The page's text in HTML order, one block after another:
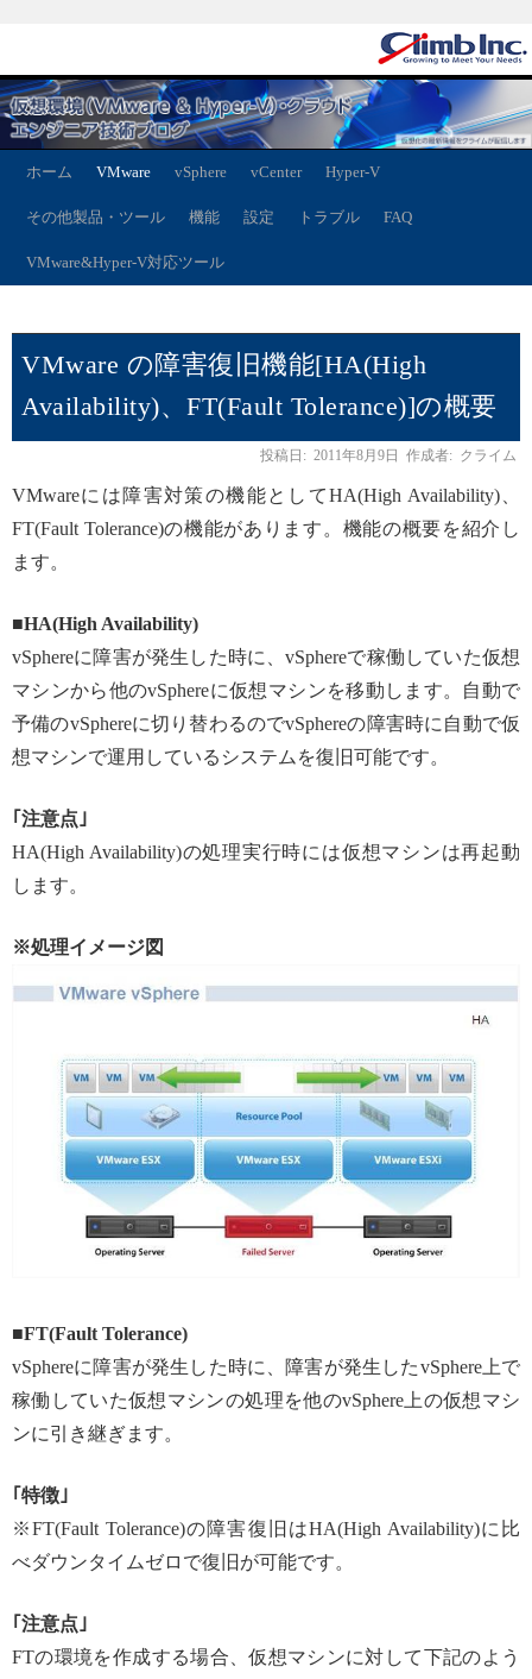
ホーム VMware vSphere vCenter Hyper-V
その他製品・ツール 機能 設定 トラブル FAQ
VMware&Hyper-V対応ツール
VMware の障害復旧機能[HA(High
Availability)、FT(Fault Tolerance)]の概要
投稿日: 2011年8月9日 作成者: クライム
VMwareには障害対策の機能としてHA(High Availability)、
FT(Fault Tolerance)の機能があります。機能の概要を紹介し
ます。
■HA(High Availability)
vSphereに障害が発生した時に、vSphereで稼働していた仮想
マシンから他のvSphereに仮想マシンを移動します。自動で
予備のvSphereに切り替わるのでvSphereの障害時に自動で仮
想マシンで運用しているシステムを復旧可能です。
｢注意点｣
HA(High Availability)の処理実行時には仮想マシンは再起動
します。
※処理イメージ図
■FT(Fault Tolerance)
vSphereに障害が発生した時に、障害が発生したvSphere上で
稼働していた仮想マシンの処理を他のvSphere上の仮想マシ
ンに引き継ぎます。
｢特徴｣
※FT(Fault Tolerance)の障害復旧はHA(High Availability)に比
べダウンタイムゼロで復旧が可能です。
｢注意点｣
FTの環境を作成する場合、仮想マシンに対して下記のよう